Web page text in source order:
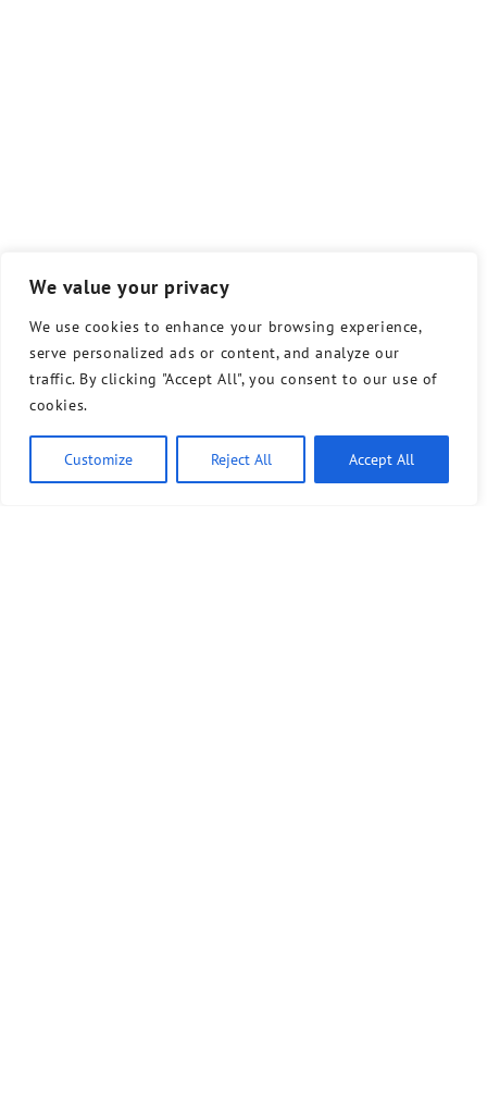
We value your privacy
We use cookies to enhance your browsing experience,
serve personalized ads or content, and analyze our
traffic. By clicking "Accept All", you consent to our use of
cookies.
Customize Reject All Accept All